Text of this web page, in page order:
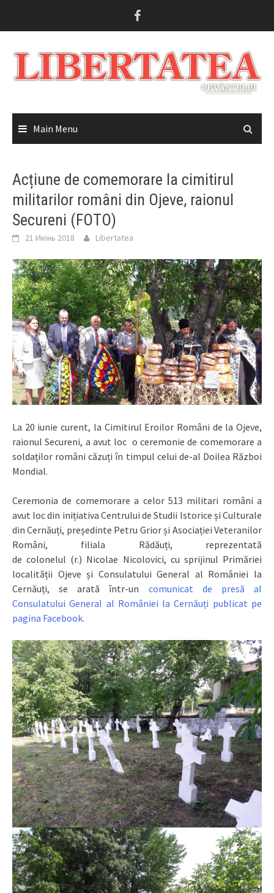
Main Menu
Acțiune de comemorare la cimitirul
militarilor români din Ojeve, raionul
Secureni (FOTO)
21 Июнь 2018 Libertatea
La 20 iunie curent, la Cimitirul Eroilor Români de la Ojeve,
raionul Secureni, a avut loc o ceremonie de comemorare a
soldaților români căzuți în timpul celui de-al Doilea Război
Mondial.
Ceremonia de comemorare a celor 513 militari români a
avut loc din inițiativa Centrului de Studii Istorice și Culturale
din Cernăuți, președinte Petru Grior și Asociației Veteranilor
Români, filiala Rădăuți, reprezentată
de colonelul (r.) Nicolae Nicolovici, cu sprijinul Primăriei
localității Ojeve și Consulatului General al României la
Cernăuți, se arată într-un comunicat de presă al
Consulatului General al României la Cernăuți publicat pe
pagina Facebook.